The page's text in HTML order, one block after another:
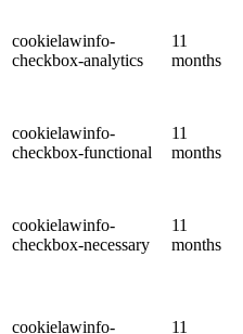
cookielawinfo-
checkbox-analytics
11
months
cookielawinfo-
checkbox-functional
11
months
cookielawinfo-
checkbox-necessary
11
months
cookielawinfo- 11